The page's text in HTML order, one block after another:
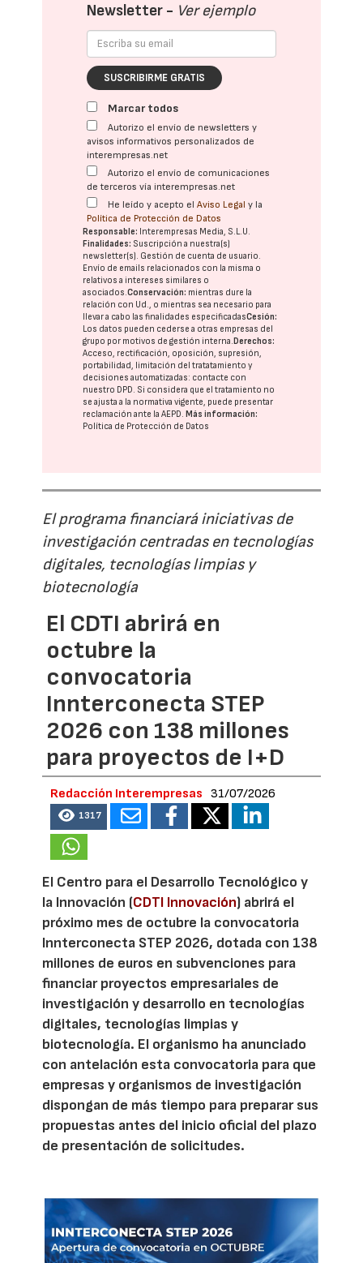
Newsletter - Ver ejemplo
SUSCRIBIRME GRATIS
Marcar todos
Autorizo el envío de newsletters y
avisos informativos personalizados de
interempresas.net
Autorizo el envío de comunicaciones
de terceros vía interempresas.net
He leído y acepto elAviso Legal y la
Política de Protección de Datos
Responsable: Interempresas Media, S.L.U.
Finalidades: Suscripción a nuestra(s)
newsletter(s). Gestión de cuenta de usuario.
Envío de emails relacionados con la misma o
relativos a intereses similares o
asociados.Conservación: mientras dure la
relación con Ud., o mientras sea necesario para
llevar a cabo las finalidades especificadasCesión:
Los datos pueden cederse a otras empresas del
grupo por motivos de gestión interna.Derechos:
Acceso, rectificación, oposición, supresión,
portabilidad, limitación del tratatamiento y
decisiones automatizadas: contacte con
nuestro DPD . Si considera que el tratamiento no
se ajusta a la normativa vigente, puede presentar
reclamación ante laAEPD .Más información:
Política de Protección de Datos
El programa financiará iniciativas de
investigación centradas en tecnologías
digitales, tecnologías limpias y
biotecnología
El CDTI abrirá en
octubre la
convocatoria
Innterconecta STEP
2026 con 138 millones
para proyectos de I+D
Redacción Interempresas 31/07/2026
1317
El Centro para el Desarrollo Tecnológico y
la Innovación (CDTI Innovación) abrirá el
próximo mes de octubre la convocatoria
Innterconecta STEP 2026, dotada con 138
millones de euros en subvenciones para
financiar proyectos empresariales de
investigación y desarrollo en tecnologías
digitales, tecnologías limpias y
biotecnología. El organismo ha anunciado
con antelación esta convocatoria para que
empresas y organismos de investigación
dispongan de más tiempo para preparar sus
propuestas antes del inicio oficial del plazo
de presentación de solicitudes.